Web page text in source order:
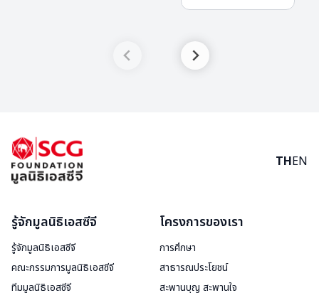
THEN
รู้จักมูลนิธิเอสซีจี
รู้จักมูลนิธิเอสซีจี
คณะกรรมการมูลนิธิเอสซีจี
ทีมมูลนิธิเอสซีจี
โครงการของเรา
การศึกษา
สาธารณประโยชน์
สะพานบุญ สะพานใจ